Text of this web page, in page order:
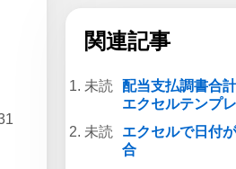
関連記事
配当支払調書合
エクセルテンプ
エクセルで日付
合